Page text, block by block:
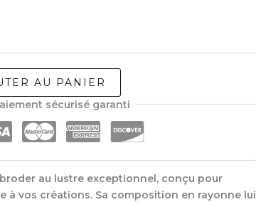
AU PANIER
sécurisé garanti
au lustre exceptionnel, conçu pour
à vos créations. Sa composition en rayonne lui